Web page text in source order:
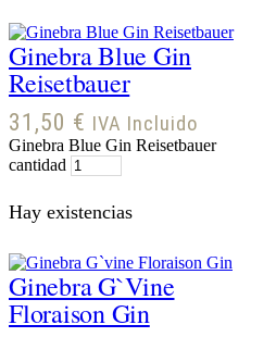
Ginebra Blue Gin
Reisetbauer
31,50 € IVA Incluido
Ginebra Blue Gin Reisetbauer
cantidad
Hay existencias
Ginebra G`vine
Floraison Gin